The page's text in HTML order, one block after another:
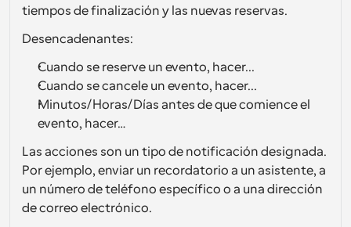
Programación potenciadda con llamadas
Blog
Mantente al día con las últimas noticias y
actualizaciones
Reuniones Instantáneas
Reúnete con clientes en minutos
Reserva reuniones de forma fluida con varias personas
Webhooks
Recibe notificaciones cuando ocurra algo
tiempos de finalización y las nuevas reservas.
Desencadenantes:
Cuando se reserve un evento, hacer...
Cuando se cancele un evento, hacer...
Minutos/Horas/Días antes de que comience el
evento, hacer…
Las acciones son un tipo de notificación designada.
Por ejemplo, enviar un recordatorio a un asistente, a
un número de teléfono específico o a una dirección
de correo electrónico.